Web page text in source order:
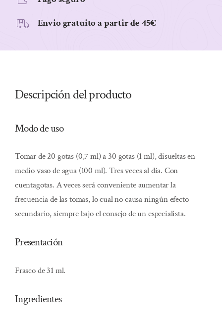
Envio gratuito a partir de 45€
Descripción del producto
Modo de uso
Tomar de 20 gotas (0,7 ml) a 30 gotas (1 ml), disueltas en
medio vaso de agua (100 ml). Tres veces al día. Con
cuentagotas. A veces será conveniente aumentar la
frecuencia de las tomas, lo cual no causa ningún efecto
secundario, siempre bajo el consejo de un especialista.
Presentación
Frasco de 31 ml.
Ingredientes